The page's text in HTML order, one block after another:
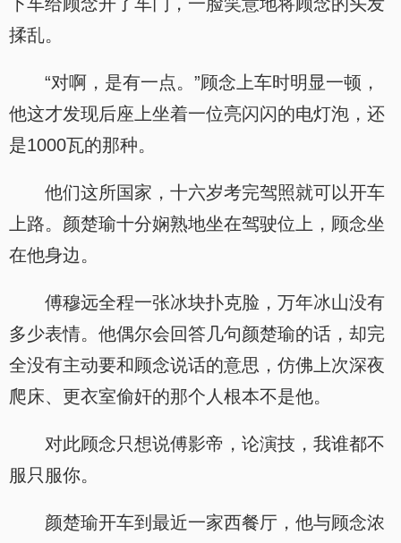
揉乱。
“对啊，是有一点。”顾念上车时明显一顿，
他这才发现后座上坐着一位亮闪闪的电灯泡，还
是1000瓦的那种。
他们这所国家，十六岁考完驾照就可以开车
上路。颜楚瑜十分娴熟地坐在驾驶位上，顾念坐
在他身边。
傅穆远全程一张冰块扑克脸，万年冰山没有
多少表情。他偶尔会回答几句颜楚瑜的话，却完
全没有主动要和顾念说话的意思，仿佛上次深夜
爬床、更衣室偷奸的那个人根本不是他。
对此顾念只想说傅影帝，论演技，我谁都不
服只服你。
颜楚瑜开车到最近一家西餐厅，他与顾念浓